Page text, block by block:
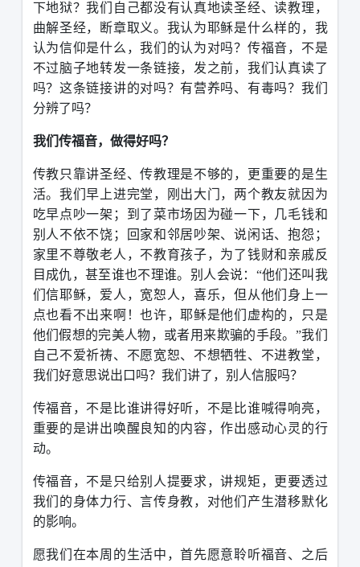
下地狱？我们自己都没有认真地读圣经、读教理，
曲解圣经，断章取义。我认为耶稣是什么样的，我
认为信仰是什么，我们的认为对吗？传福音，不是
不过脑子地转发一条链接，发之前，我们认真读了
吗？这条链接讲的对吗？有营养吗、有毒吗？我们
分辨了吗？
我们传福音，做得好吗？
传教只靠讲圣经、传教理是不够的，更重要的是生
活。我们早上进完堂，刚出大门，两个教友就因为
吃早点吵一架；到了菜市场因为碰一下，几毛钱和
别人不依不饶；回家和邻居吵架、说闲话、抱怨；
家里不尊敬老人，不教育孩子，为了钱财和亲戚反
目成仇，甚至谁也不理谁。别人会说：“他们还叫我
们信耶稣，爱人，宽恕人，喜乐，但从他们身上一
点也看不出来啊！也许，耶稣是他们虚构的，只是
他们假想的完美人物，或者用来欺骗的手段。”我们
自己不爱祈祷、不愿宽恕、不想牺牲、不进教堂，
我们好意思说出口吗？我们讲了，别人信服吗？
传福音，不是比谁讲得好听，不是比谁喊得响亮，
重要的是讲出唤醒良知的内容，作出感动心灵的行
动。
传福音，不是只给别人提要求，讲规矩，更要透过
我们的身体力行、言传身教，对他们产生潜移默化
的影响。
愿我们在本周的生活中，首先愿意聆听福音、之后